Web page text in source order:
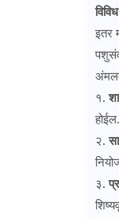
​इतर
​१.
होईल.
२.
३.